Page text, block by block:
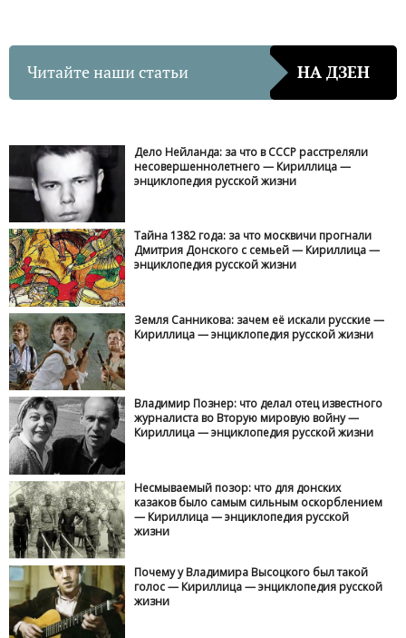
Читайте наши статьи НА ДЗЕН
Дело Нейланда: за что в СССР расстреляли
несовершеннолетнего — Кириллица —
энциклопедия русской жизни
Тайна 1382 года: за что москвичи прогнали
Дмитрия Донского с семьей — Кириллица —
энциклопедия русской жизни
Земля Санникова: зачем её искали русские —
Кириллица — энциклопедия русской жизни
Владимир Познер: что делал отец известного
журналиста во Вторую мировую войну —
Кириллица — энциклопедия русской жизни
Несмываемый позор: что для донских
казаков было самым сильным оскорблением
— Кириллица — энциклопедия русской
жизни
Почему у Владимира Высоцкого был такой
голос — Кириллица — энциклопедия русской
жизни